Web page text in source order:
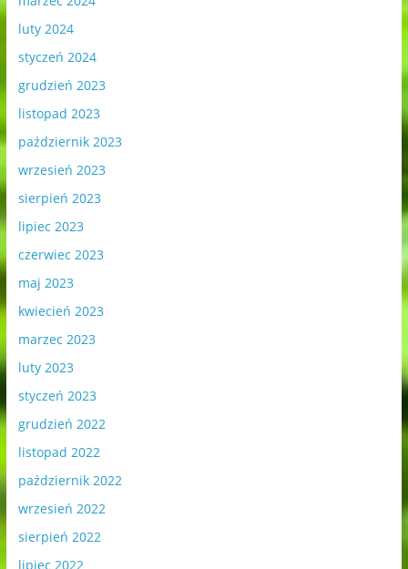
luty 2024
styczeń 2024
grudzień 2023
listopad 2023
październik 2023
wrzesień 2023
sierpień 2023
lipiec 2023
czerwiec 2023
maj 2023
kwiecień 2023
marzec 2023
luty 2023
styczeń 2023
grudzień 2022
listopad 2022
październik 2022
wrzesień 2022
sierpień 2022
lipiec 2022